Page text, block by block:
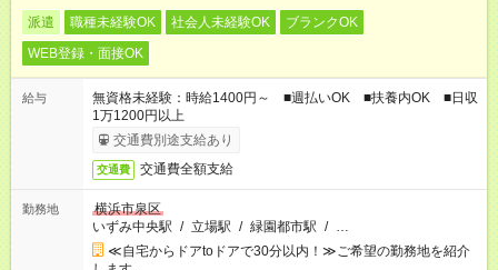
派遣 職種未経験OK 社会人未経験OK
ブランクOK
WEB登録・面接OK
給与
無資格未経験：時給1400円～ ■週払いOK ■扶養内OK ■日収
1万1200円以上
交通費別途支給あり
交通費 交通費全額支給
勤務地
横浜市泉区
いずみ中央駅 / 立場駅 / 緑園都市駅 / …
≪自宅からドアtoドアで30分以内！≫ご希望の勤務地を紹介